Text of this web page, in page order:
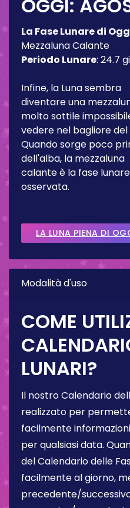
OGGI:
La Fase Lunare di
Mezzaluna Calante
Periodo Lunare: 24.7
Infine, la Luna sembra
diventare una
molto sottile
vedere nel bagliore del
Quando sorge poco
dell'alba, la mezzaluna
calante è la fase
osservata.
LA LUNA PIENA DI
Modalità d'uso
COME
LUNARI?
Il nostro Calendario
realizzato per
facilmente
per qualsiasi data.
del Calendario delle
facilmente al giorno,
precedente/